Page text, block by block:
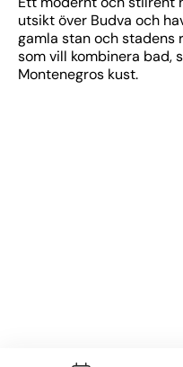
utsikt över Budva och
gamla stan och stadens
som vill kombinera bad,
Montenegros kust.